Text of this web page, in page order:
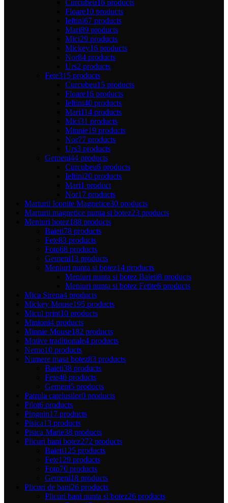
Curcubeu16 products
Floare10 products
Ieftini67 products
Mari89 products
Mici29 products
Mickey16 products
Nor84 products
Urs2 products
Fete315 products
Curcubeu15 products
Floare16 products
Ieftini40 products
Mari114 products
Mici31 products
Minnie19 products
Nor77 products
Urs3 products
Gemeni44 products
Curcubeu6 products
Ieftini20 products
Mari1 product
Nor17 products
Marturii Iconite Magnetice30 products
Marturii magnetice nunta si botez23 products
Meniuri botez188 products
Baieti78 products
Fete83 products
Foto68 products
Gemeni13 products
Meniuri nunta si botez14 products
Meniuri nunta si botez Baieti8 products
Meniuri nunta si botez Fetite6 products
Mica Sirena4 products
Mickey Mouse195 products
Micul print10 products
Minioni4 products
Minnie Mouse182 products
Motive traditionale4 products
Nemo10 products
Numere masa botez83 products
Baieti38 products
Fete40 products
Gemeni5 products
Patrula catelusilor0 products
Pilot6 products
Pinguin17 products
Pisica13 products
Pisica Marie38 products
Plicuri bani botez272 products
Baieti125 products
Fete129 products
Foto70 products
Gemeni18 products
Plicuri de bani26 products
Plicuri bani nunta si botez26 products